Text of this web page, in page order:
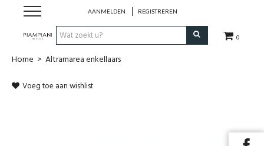
0
AANMELDEN REGISTREREN
Nieuwe Collectie
Home > Altramarea enkellaars
Voeg toe aan wishlist